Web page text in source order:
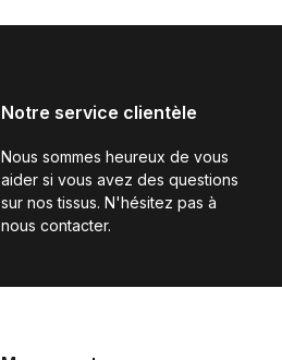
Notre service clientèle
Nous sommes heureux de vous
aider si vous avez des questions
sur nos tissus. N'hésitez pas à
nous contacter.